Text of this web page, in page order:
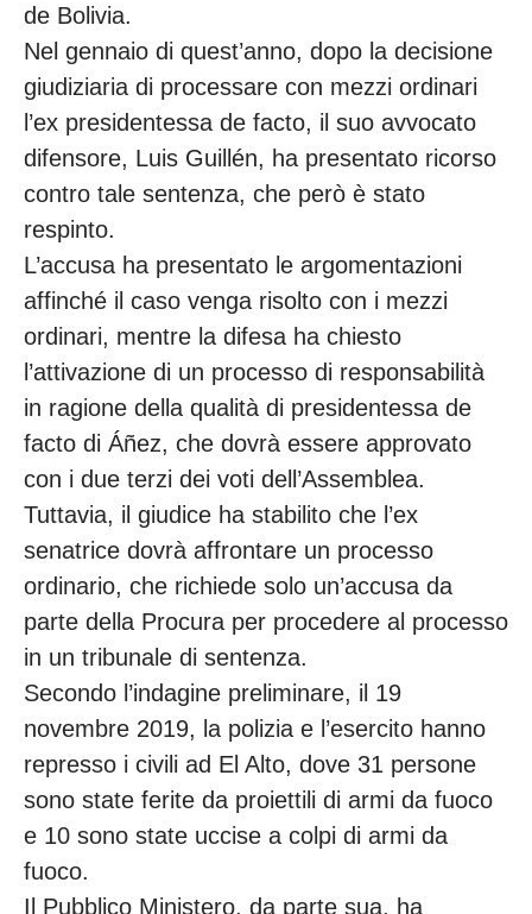
de Bolivia.
Nel gennaio di quest’anno, dopo la decisione
giudiziaria di processare con mezzi ordinari
l’ex presidentessa de facto, il suo avvocato
difensore, Luis Guillén, ha presentato ricorso
contro tale sentenza, che però è stato
respinto.
L’accusa ha presentato le argomentazioni
affinché il caso venga risolto con i mezzi
ordinari, mentre la difesa ha chiesto
l’attivazione di un processo di responsabilità
in ragione della qualità di presidentessa de
facto di Áñez, che dovrà essere approvato
con i due terzi dei voti dell’Assemblea.
Tuttavia, il giudice ha stabilito che l’ex
senatrice dovrà affrontare un processo
ordinario, che richiede solo un’accusa da
parte della Procura per procedere al processo
in un tribunale di sentenza.
Secondo l’indagine preliminare, il 19
novembre 2019, la polizia e l’esercito hanno
represso i civili ad El Alto, dove 31 persone
sono state ferite da proiettili di armi da fuoco
e 10 sono state uccise a colpi di armi da
fuoco.
Il Pubblico Ministero, da parte sua, ha